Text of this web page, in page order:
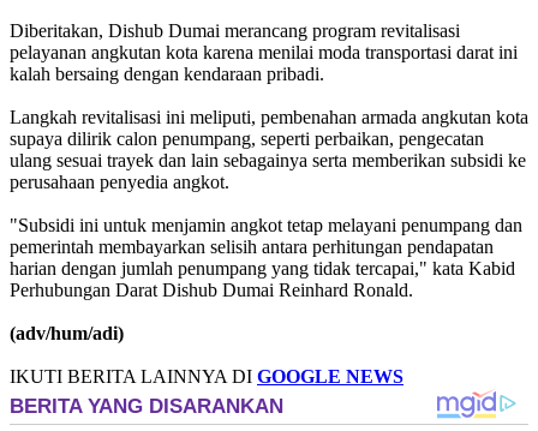
Diberitakan, Dishub Dumai merancang program revitalisasi
pelayanan angkutan kota karena menilai moda transportasi darat ini
kalah bersaing dengan kendaraan pribadi.
Langkah revitalisasi ini meliputi, pembenahan armada angkutan kota
supaya dilirik calon penumpang, seperti perbaikan, pengecatan
ulang sesuai trayek dan lain sebagainya serta memberikan subsidi ke
perusahaan penyedia angkot.
"Subsidi ini untuk menjamin angkot tetap melayani penumpang dan
pemerintah membayarkan selisih antara perhitungan pendapatan
harian dengan jumlah penumpang yang tidak tercapai," kata Kabid
Perhubungan Darat Dishub Dumai Reinhard Ronald.
(adv/hum/adi)
IKUTI BERITA LAINNYA DI GOOGLE NEWS